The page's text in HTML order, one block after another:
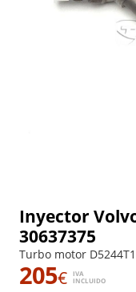
Inyector
30637375
Turbo motor
205€
IVA
INCLUIDO